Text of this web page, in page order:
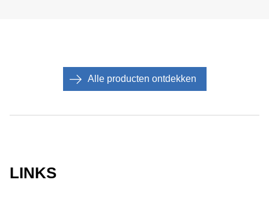
Alle producten ontdekken
LINKS